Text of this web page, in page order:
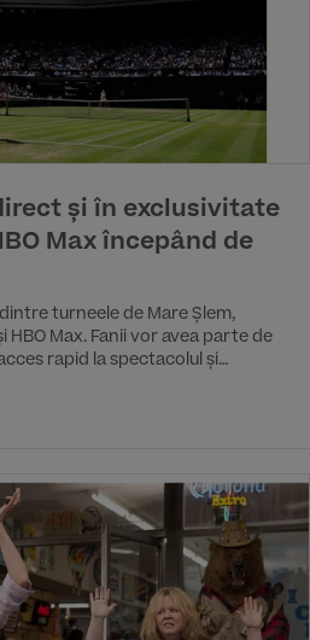
și în exclusivitate
Max începând de
turneele de Mare Șlem,
Max. Fanii vor avea parte de
rapid la spectacolul și
Tennis and Croquet Club.